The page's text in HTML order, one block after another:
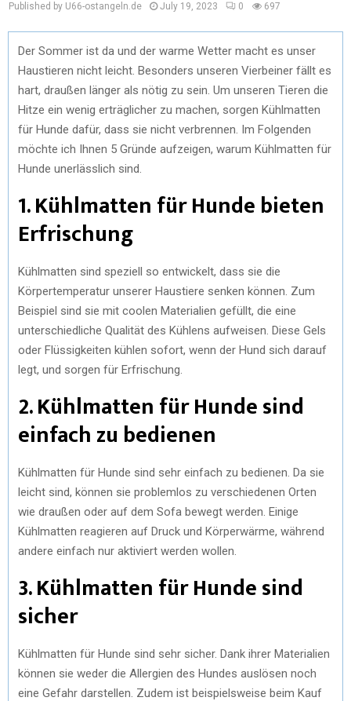
Published by U66-ostangeln.de July 19, 2023 0 697
Der Sommer ist da und der warme Wetter macht es unser
Haustieren nicht leicht. Besonders unseren Vierbeiner fällt es
hart, draußen länger als nötig zu sein. Um unseren Tieren die
Hitze ein wenig erträglicher zu machen, sorgen Kühlmatten
für Hunde dafür, dass sie nicht verbrennen. Im Folgenden
möchte ich Ihnen 5 Gründe aufzeigen, warum Kühlmatten für
Hunde unerlässlich sind.
1. Kühlmatten für Hunde bieten
Erfrischung
Kühlmatten sind speziell so entwickelt, dass sie die
Körpertemperatur unserer Haustiere senken können. Zum
Beispiel sind sie mit coolen Materialien gefüllt, die eine
unterschiedliche Qualität des Kühlens aufweisen. Diese Gels
oder Flüssigkeiten kühlen sofort, wenn der Hund sich darauf
legt, und sorgen für Erfrischung.
2. Kühlmatten für Hunde sind
einfach zu bedienen
Kühlmatten für Hunde sind sehr einfach zu bedienen. Da sie
leicht sind, können sie problemlos zu verschiedenen Orten
wie draußen oder auf dem Sofa bewegt werden. Einige
Kühlmatten reagieren auf Druck und Körperwärme, während
andere einfach nur aktiviert werden wollen.
3. Kühlmatten für Hunde sind
sicher
Kühlmatten für Hunde sind sehr sicher. Dank ihrer Materialien
können sie weder die Allergien des Hundes auslösen noch
eine Gefahr darstellen. Zudem ist beispielsweise beim Kauf